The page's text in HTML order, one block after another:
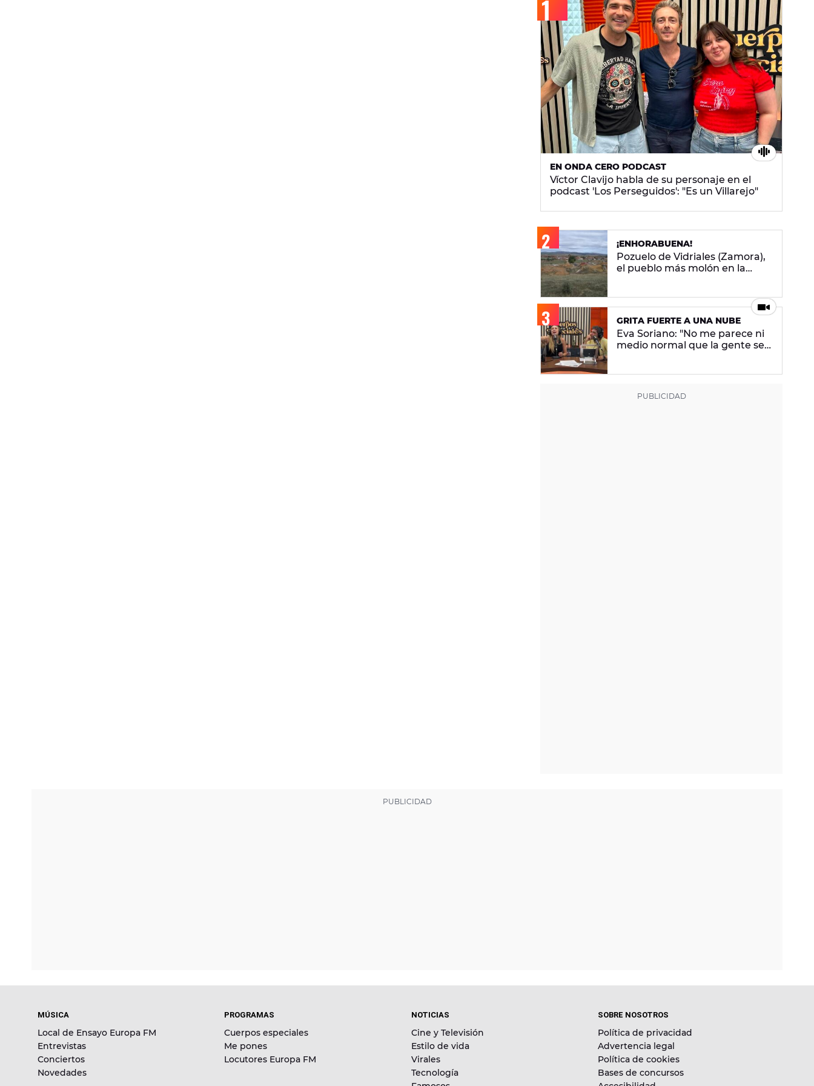
EN ONDA CERO PODCAST
Víctor Clavijo habla de su personaje en el
podcast 'Los Perseguidos': "Es un Villarejo"
¡ENHORABUENA!
Pozuelo de Vidriales (Zamora),
el pueblo más molón en la
GRITA FUERTE A UNA NUBE
Eva Soriano: "No me parece ni
medio normal que la gente se
MÚSICA
Local de Ensayo Europa FM
Entrevistas
Conciertos
Novedades
PROGRAMAS
Cuerpos especiales
Me pones
Locutores Europa FM
NOTICIAS
Cine y Televisión
Estilo de vida
Virales
Tecnología
SOBRE NOSOTROS
Política de privacidad
Advertencia legal
Política de cookies
Bases de concursos